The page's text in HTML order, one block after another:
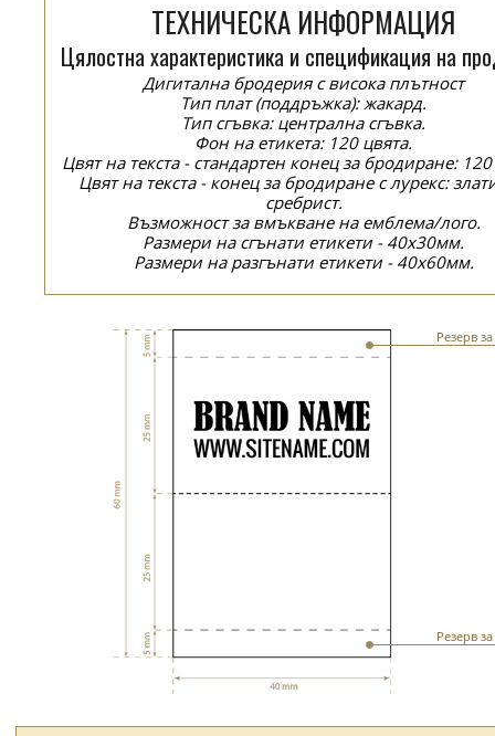
ТЕХНИЧЕСКА ИНФОРМАЦИЯ
Цялостна характеристика и спецификация на
Дигитална бродерия с висока плътност
Тип плат (поддръжка): жакард.
Тип сгъвка: централна сгъвка.
Фон на етикета: 120 цвята.
Цвят на текста - стандартен конец за бродиране: 120
Цвят на текста - конец за бродиране с лурекс:
сребрист.
Възможност за вмъкване на емблема/лого.
Размери на сгънати етикети - 40x30мм.
Размери на разгънати етикети - 40x60мм.
Резерв
Резерв